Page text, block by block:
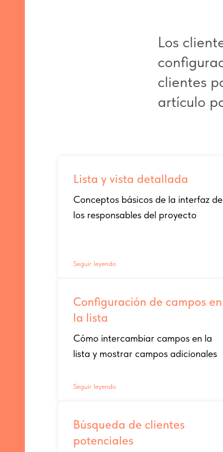
Los
clientes
artículo
Lista y vista detallada
Conceptos básicos de la interfaz de
los responsables del proyecto
Seguir leyendo
Configuración de campos en
la lista
Cómo intercambiar campos en la
lista y mostrar campos adicionales
Seguir leyendo
Búsqueda de clientes
potenciales